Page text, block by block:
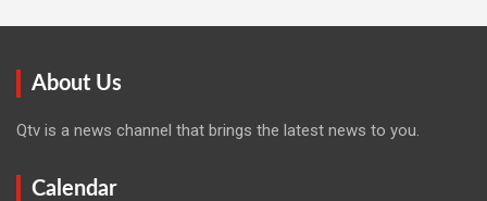
About Us
Qtv is a news channel that brings the latest news to you.
Calendar